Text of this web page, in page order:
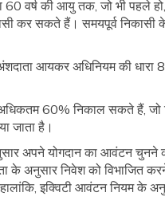
वर्ष की आयु तक, जो भी पहले
कर सकते हैं। समयपूर्व निकासी
आयकर अधिनियम की धारा
अधिकतम 60% निकाल सकते हैं,
जाता है।
अपने योगदान का आवंटन चुनने
निवेश को विभाजित करने
इक्विटी आवंटन नियम के